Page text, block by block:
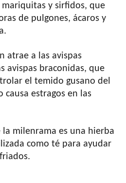
mariquitas y sirfidos, que
de pulgones, ácaros y
atrae a las avispas
avispas braconidas, que
el temido gusano del
estragos en las
la milenrama es una hierba
como té para ayudar